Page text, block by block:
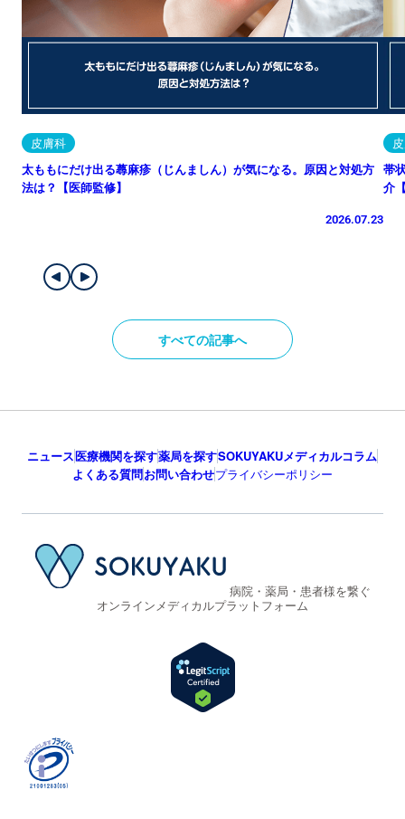
皮膚科
太ももにだけ出る蕁麻疹（じんましん）が気になる。原因と対処方
法は？【医師監修】
2026.07.23
帯
介
すべての記事へ
ニュース医療機関を探す薬局を探すSOKUYAKUメディカルコラム
よくある質問お問い合わせプライバシーポリシー
病院・薬局・患者様を繋ぐ
オンラインメディカルプラットフォーム